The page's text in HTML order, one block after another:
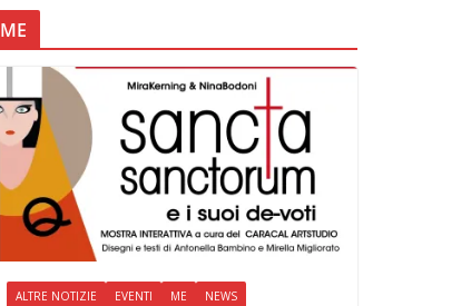
ME
ALTRE NOTIZIE EVENTI ME NEWS